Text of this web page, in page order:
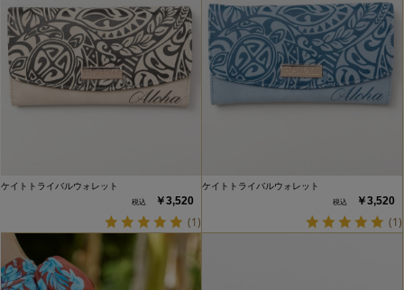
ケイトトライバルウォレット
￥3,520
(1)
ケイトトライバルウォレット
￥3,520
(1)